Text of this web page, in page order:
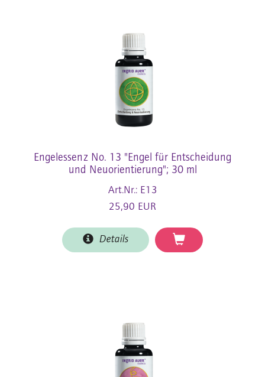
Engelessenz No. 13 "Engel für Entscheidung
und Neuorientierung"; 30 ml
Art.Nr.: E13
25,90 EUR
Details